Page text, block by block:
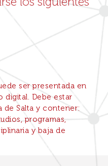
ser presentada en
digital. Debe estar
de Salta y contener:
programas,
y baja de